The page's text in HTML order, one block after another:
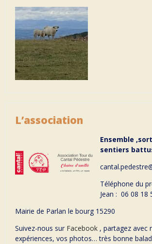
L’association
Ensemble
sentiers
Téléphone du
Jean : 06 08 18
Mairie de Parlan le bourg 15290
Suivez-nous sur Facebook , partagez avec
expériences, vos photos… très bonne